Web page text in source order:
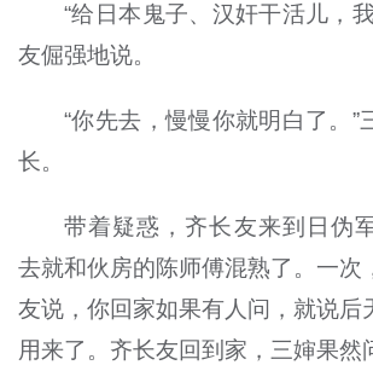
“给日本鬼子、汉奸干活儿，
友倔强地说。
“你先去，慢慢你就明白了。”
长。
带着疑惑，齐长友来到日伪
去就和伙房的陈师傅混熟了。一次
友说，你回家如果有人问，就说后
用来了。齐长友回到家，三婶果然